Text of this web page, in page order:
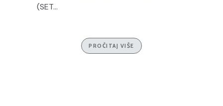
(SET...
PROČITAJ VIŠE